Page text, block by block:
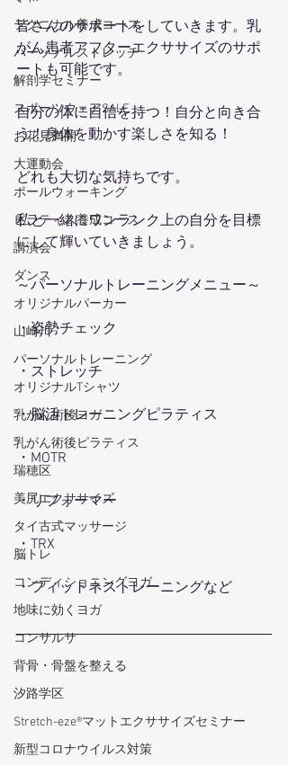
テクニカル養成コース
パーソナルストレッチ
解剖学セミナー
スポーツウェアSALE
お花見満開
大運動会
ポールウォーキング
ピラティス養成コース
講演会
ダンス
オリジナルパーカー
山崎川
パーソナルトレーニング
オリジナルTシャツ
乳がん術後ヨガ
乳がん術後ピラティス
瑞穂区
美尻エクササイズ
タイ古式マッサージ
脳トレ
コンディショニングヨガ
地味に効くヨガ
コンサルサ
背骨・骨盤を整える
汐路学区
Stretch-eze®マットエクササイズセミナー
新型コロナウイルス対策
皆さんのサポートをしていきます。乳
がん患者アフターエクササイズのサポ
ートも可能です。
自分の体に自信を持つ！自分と向き合
う！身体を動かす楽しさを知る！
どれも大切な気持ちです。
私と一緒にワンランク上の自分を目標
にして輝いていきましょう。
～パーソナルトレーニングメニュー～
・姿勢チェック
・ストレッチ
・脳活トレーニングピラティス
・MOTR
・リフォーマー
・TRX
・フィットネストレーニングなど